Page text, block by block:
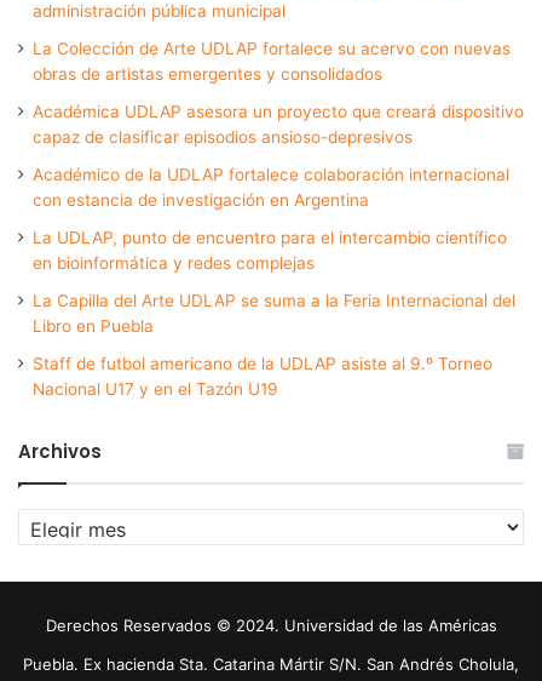
administración pública municipal
La Colección de Arte UDLAP fortalece su acervo con nuevas
obras de artistas emergentes y consolidados
Académica UDLAP asesora un proyecto que creará dispositivo
capaz de clasificar episodios ansioso-depresivos
Académico de la UDLAP fortalece colaboración internacional
con estancia de investigación en Argentina
La UDLAP, punto de encuentro para el intercambio científico
en bioinformática y redes complejas
La Capilla del Arte UDLAP se suma a la Feria Internacional del
Libro en Puebla
Staff de futbol americano de la UDLAP asiste al 9.º Torneo
Nacional U17 y en el Tazón U19
Archivos
Archivos
Derechos Reservados © 2024. Universidad de las Américas
Puebla. Ex hacienda Sta. Catarina Mártir S/N. San Andrés Cholula,